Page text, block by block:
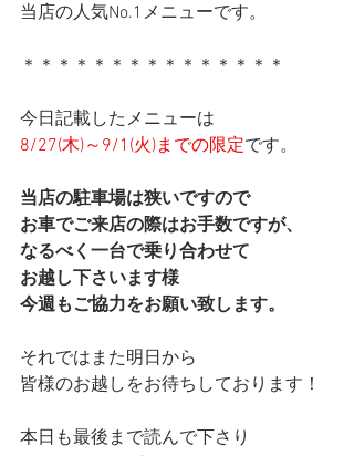
当店の人気No.1メニューです。
＊＊＊＊＊＊＊＊＊＊＊＊＊＊＊
今日記載したメニューは
8/27(木)～9/1(火)までの限定です。
当店の駐車場は狭いですので
お車でご来店の際はお手数ですが、
なるべく一台で乗り合わせて
お越し下さいます様
今週もご協力をお願い致します。
それではまた明日から
皆様のお越しをお待ちしております！
本日も最後まで読んで下さり